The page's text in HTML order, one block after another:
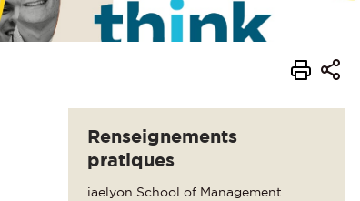
Renseignements
pratiques
iaelyon School of Management